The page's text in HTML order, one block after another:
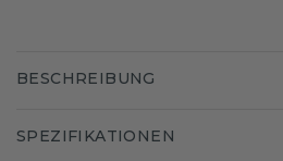
BESCHREIBUNG
SPEZIFIKATIONEN